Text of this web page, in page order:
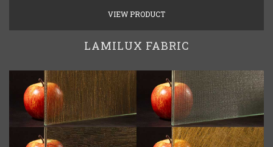
VIEW PRODUCT
LAMILUX FABRIC